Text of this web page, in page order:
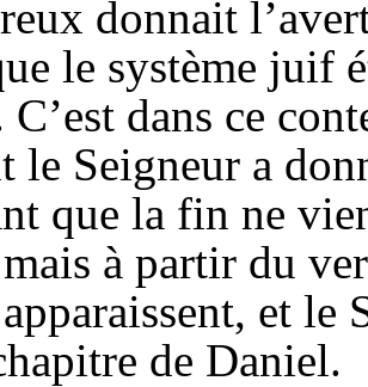
donnait
le système juif
dans ce
le Seigneur a
que la fin ne
à partir du
et le
de Daniel.